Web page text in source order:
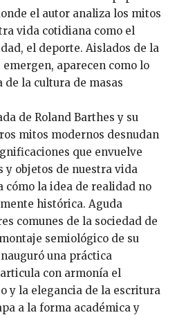
el autor analiza los mitos
vida cotidiana como el
el deporte. Aislados de la
aparecen como lo
de la cultura de masas
de Roland Barthes y su
mitos modernos desnudan
que envuelve
y objetos de nuestra vida
cómo la idea de realidad no
histórica. Aguda
comunes de la sociedad de
semiológico de su
una práctica
con armonía el
y la elegancia de la escritura
a la forma académica y